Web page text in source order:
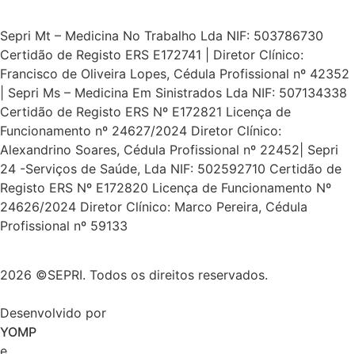
Sepri Mt – Medicina No Trabalho Lda NIF: 503786730
Certidão de Registo ERS E172741 | Diretor Clínico:
Francisco de Oliveira Lopes, Cédula Profissional nº 42352
| Sepri Ms – Medicina Em Sinistrados Lda NIF: 507134338
Certidão de Registo ERS Nº E172821 Licença de
Funcionamento nº 24627/2024 Diretor Clínico:
Alexandrino Soares, Cédula Profissional nº 22452| Sepri
24 -Serviços de Saúde, Lda NIF: 502592710 Certidão de
Registo ERS Nº E172820 Licença de Funcionamento Nº
24626/2024 Diretor Clínico: Marco Pereira, Cédula
Profissional nº 59133
2026 ©SEPRI. Todos os direitos reservados.
Desenvolvido por
YOMP